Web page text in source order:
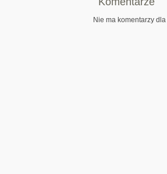
Nie ma komentarzy